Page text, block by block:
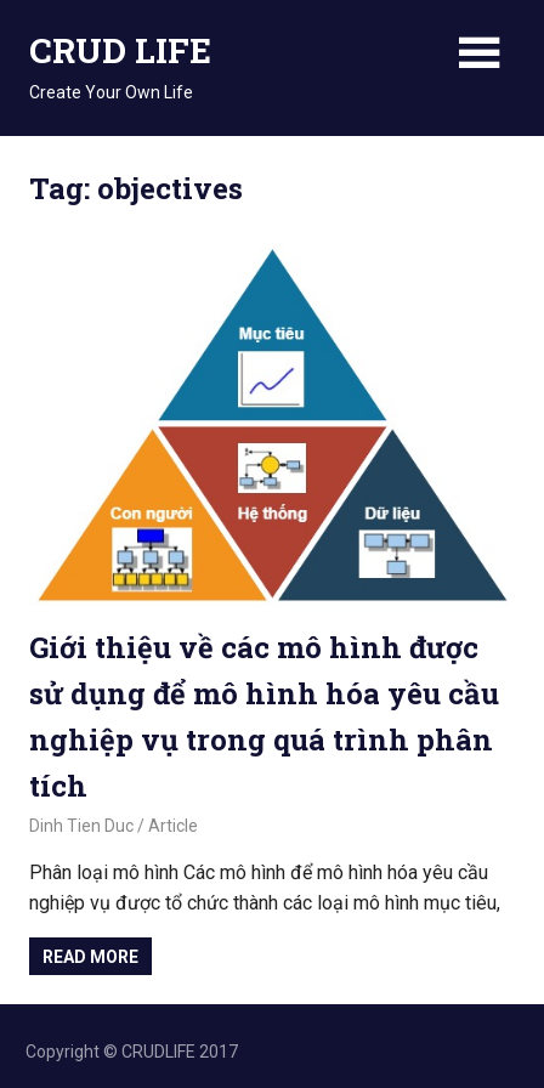
CRUD LIFE
Create Your Own Life
Tag: objectives
Giới thiệu về các mô hình được
sử dụng để mô hình hóa yêu cầu
nghiệp vụ trong quá trình phân
tích
March 19, 2020
Dinh Tien Duc Article
Phân loại mô hình Các mô hình để mô hình hóa yêu cầu
nghiệp vụ được tổ chức thành các loại mô hình mục tiêu,
READ MORE
Copyright © CRUDLIFE 2017